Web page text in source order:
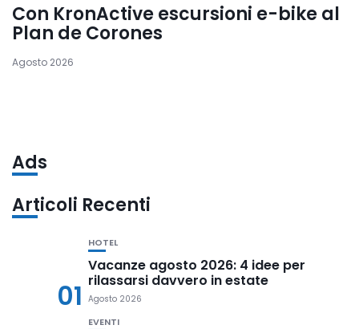
Con KronActive escursioni e-bike al
Plan de Corones
Agosto 2026
Ads
Articoli Recenti
01
HOTEL
Vacanze agosto 2026: 4 idee per
rilassarsi davvero in estate
Agosto 2026
EVENTI